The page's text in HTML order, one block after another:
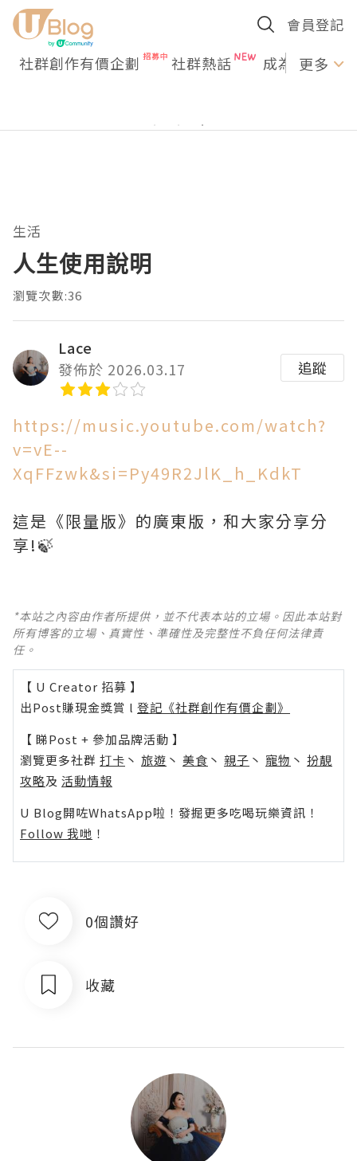
會員登記
社群創作有價企劃 社群熱話 成為U更多
生活
人生使用說明
瀏覽次數:36
Lace
發佈於 2026.03.17
追蹤
https://music.youtube.com/watch?
v=vE--
XqFFzwk&si=Py49R2JlK_h_KdkT
這是《限量版》的廣東版，和大家分享分
享!🍃
*本站之內容由作者所提供，並不代表本站的立場。因此本站對
所有博客的立場、真實性、準確性及完整性不負任何法律責
任。
【 U Creator 招募 】
出Post賺現金獎賞 l 登記《社群創作有價企劃》
【 睇Post + 參加品牌活動 】
瀏覽更多社群 打卡 丶 旅遊 丶 美食 丶 親子 丶 寵物 丶 扮靚
攻略及 活動情報
U Blog開咗WhatsApp啦！發掘更多吃喝玩樂資訊！
Follow 我哋 ！
0個讚好
收藏